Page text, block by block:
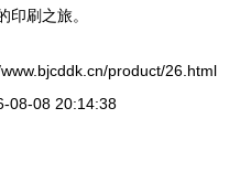
印刷之旅。
product/26.html
08-08 20:14:38